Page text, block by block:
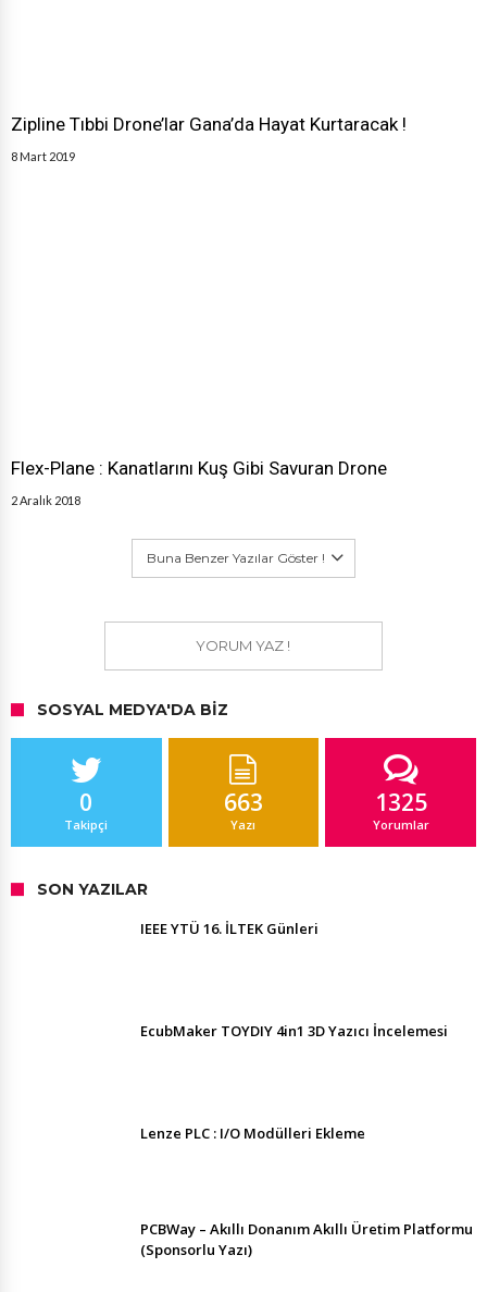
Zipline Tıbbi Drone’lar Gana’da Hayat Kurtaracak !
8 Mart 2019
Flex-Plane : Kanatlarını Kuş Gibi Savuran Drone
2 Aralık 2018
Buna Benzer Yazılar Göster !
YORUM YAZ !
SOSYAL MEDYA'DA BIZ
0
Takipçi
663
Yazı
1325
Yorumlar
SON YAZILAR
IEEE YTÜ 16. İLTEK Günleri
EcubMaker TOYDIY 4in1 3D Yazıcı İncelemesi
Lenze PLC : I/O Modülleri Ekleme
PCBWay – Akıllı Donanım Akıllı Üretim Platformu
(Sponsorlu Yazı)